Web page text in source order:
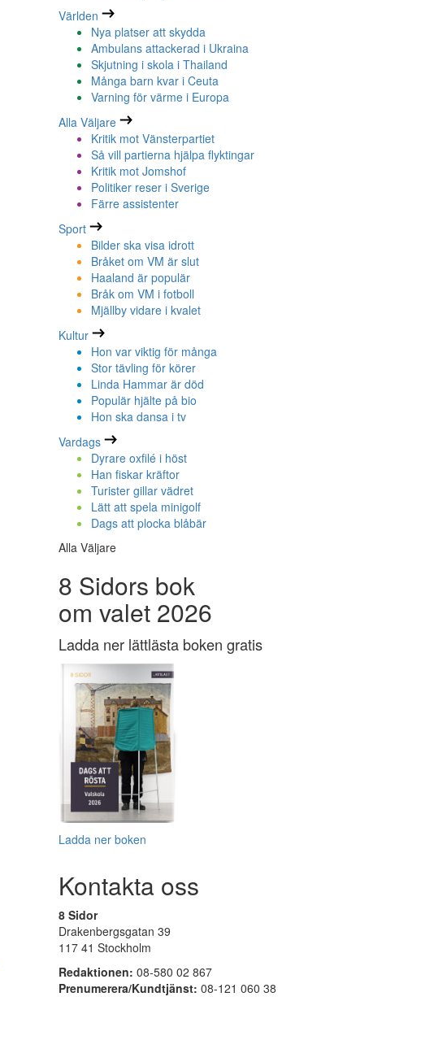
Världen
Nya platser att skydda
Ambulans attackerad i Ukraina
Skjutning i skola i Thailand
Många barn kvar i Ceuta
Varning för värme i Europa
Alla Väljare
Kritik mot Vänsterpartiet
Så vill partierna hjälpa flyktingar
Kritik mot Jomshof
Politiker reser i Sverige
Färre assistenter
Sport
Bilder ska visa idrott
Bråket om VM är slut
Haaland är populär
Bråk om VM i fotboll
Mjällby vidare i kvalet
Kultur
Hon var viktig för många
Stor tävling för körer
Linda Hammar är död
Populär hjälte på bio
Hon ska dansa i tv
Vardags
Dyrare oxfilé i höst
Han fiskar kräftor
Turister gillar vädret
Lätt att spela minigolf
Dags att plocka blåbär
Alla Väljare
8 Sidors bok
om valet 2026
Ladda ner lättlästa boken gratis
Ladda ner boken
Kontakta oss
8 Sidor
Drakenbergsgatan 39
117 41 Stockholm
Redaktionen: 08-580 02 867
Prenumerera/Kundtjänst: 08-121 060 38